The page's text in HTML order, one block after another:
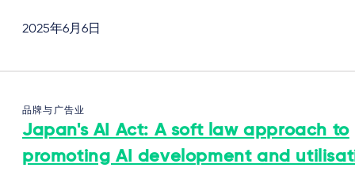
2025年6月6日
品牌与广告业
Japan's AI Act: A soft law approach to
promoting AI development and